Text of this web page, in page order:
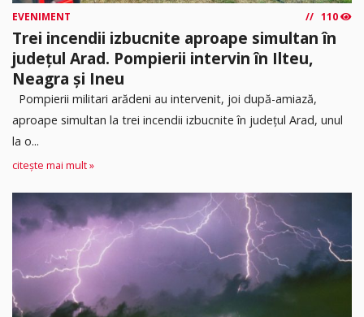
EVENIMENT 110
Trei incendii izbucnite aproape simultan în
județul Arad. Pompierii intervin în Ilteu,
Neagra și Ineu
Pompierii militari arădeni au intervenit, joi după-amiază,
aproape simultan la trei incendii izbucnite în județul Arad, unul
la o...
citește mai mult »